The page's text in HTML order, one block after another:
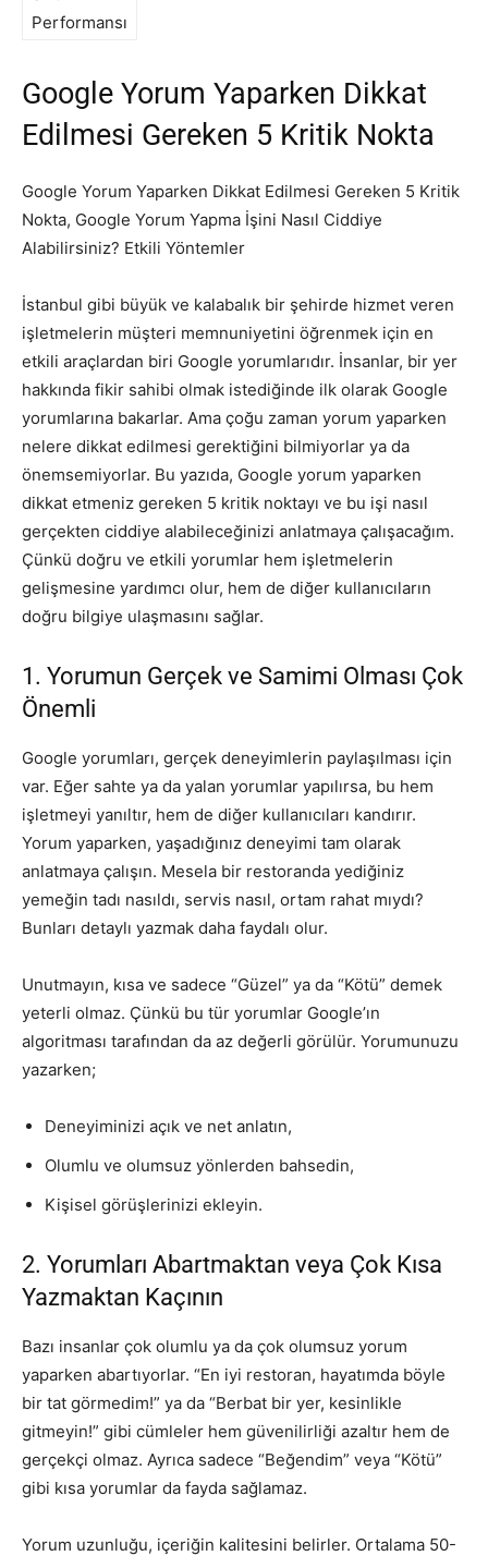
Performansı
Google Yorum Yaparken Dikkat
Edilmesi Gereken 5 Kritik Nokta
Google Yorum Yaparken Dikkat Edilmesi Gereken 5 Kritik
Nokta, Google Yorum Yapma İşini Nasıl Ciddiye
Alabilirsiniz? Etkili Yöntemler
İstanbul gibi büyük ve kalabalık bir şehirde hizmet veren
işletmelerin müşteri memnuniyetini öğrenmek için en
etkili araçlardan biri Google yorumlarıdır. İnsanlar, bir yer
hakkında fikir sahibi olmak istediğinde ilk olarak Google
yorumlarına bakarlar. Ama çoğu zaman yorum yaparken
nelere dikkat edilmesi gerektiğini bilmiyorlar ya da
önemsemiyorlar. Bu yazıda, Google yorum yaparken
dikkat etmeniz gereken 5 kritik noktayı ve bu işi nasıl
gerçekten ciddiye alabileceğinizi anlatmaya çalışacağım.
Çünkü doğru ve etkili yorumlar hem işletmelerin
gelişmesine yardımcı olur, hem de diğer kullanıcıların
doğru bilgiye ulaşmasını sağlar.
1. Yorumun Gerçek ve Samimi Olması Çok
Önemli
Google yorumları, gerçek deneyimlerin paylaşılması için
var. Eğer sahte ya da yalan yorumlar yapılırsa, bu hem
işletmeyi yanıltır, hem de diğer kullanıcıları kandırır.
Yorum yaparken, yaşadığınız deneyimi tam olarak
anlatmaya çalışın. Mesela bir restoranda yediğiniz
yemeğin tadı nasıldı, servis nasıl, ortam rahat mıydı?
Bunları detaylı yazmak daha faydalı olur.
Unutmayın, kısa ve sadece “Güzel” ya da “Kötü” demek
yeterli olmaz. Çünkü bu tür yorumlar Google’ın
algoritması tarafından da az değerli görülür. Yorumunuzu
yazarken;
Deneyiminizi açık ve net anlatın,
Olumlu ve olumsuz yönlerden bahsedin,
Kişisel görüşlerinizi ekleyin.
2. Yorumları Abartmaktan veya Çok Kısa
Yazmaktan Kaçının
Bazı insanlar çok olumlu ya da çok olumsuz yorum
yaparken abartıyorlar. “En iyi restoran, hayatımda böyle
bir tat görmedim!” ya da “Berbat bir yer, kesinlikle
gitmeyin!” gibi cümleler hem güvenilirliği azaltır hem de
gerçekçi olmaz. Ayrıca sadece “Beğendim” veya “Kötü”
gibi kısa yorumlar da fayda sağlamaz.
Yorum uzunluğu, içeriğin kalitesini belirler. Ortalama 50-